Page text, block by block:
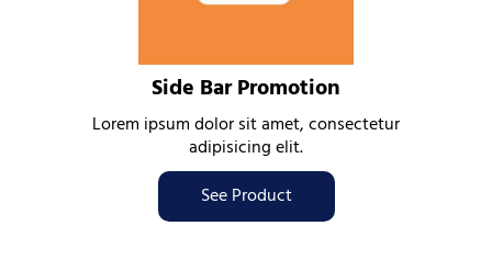
Side Bar Promotion
Lorem ipsum dolor sit amet, consectetur
adipisicing elit.
See Product